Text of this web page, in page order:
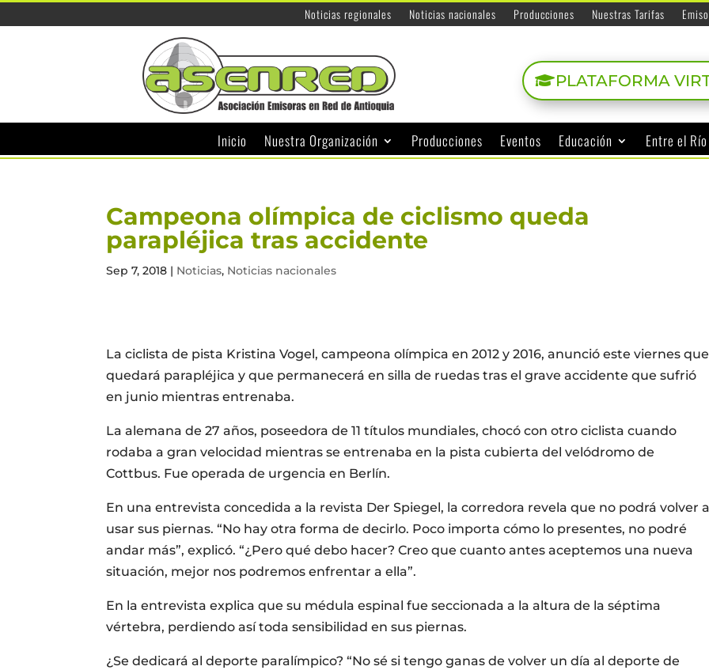
Noticias regionales Noticias nacionales Producciones Nuestras Tarifas
PLATAFORMA
Inicio Nuestra Organización Producciones Eventos Educación Entre el
Campeona olímpica de ciclismo queda
parapléjica tras accidente
Sep 7, 2018 | Noticias, Noticias nacionales
La ciclista de pista Kristina Vogel, campeona olímpica en 2012 y 2016, anunció este viernes que
quedará parapléjica y que permanecerá en silla de ruedas tras el grave accidente que sufrió
en junio mientras entrenaba.
La alemana de 27 años, poseedora de 11 títulos mundiales, chocó con otro ciclista cuando
rodaba a gran velocidad mientras se entrenaba en la pista cubierta del velódromo de
Cottbus. Fue operada de urgencia en Berlín.
En una entrevista concedida a la revista Der Spiegel, la corredora revela que no podrá volver
usar sus piernas. “No hay otra forma de decirlo. Poco importa cómo lo presentes, no podré
andar más”, explicó. “¿Pero qué debo hacer? Creo que cuanto antes aceptemos una nueva
situación, mejor nos podremos enfrentar a ella”.
En la entrevista explica que su médula espinal fue seccionada a la altura de la séptima
vértebra, perdiendo así toda sensibilidad en sus piernas.
¿Se dedicará al deporte paralímpico? “No sé si tengo ganas de volver un día al deporte de